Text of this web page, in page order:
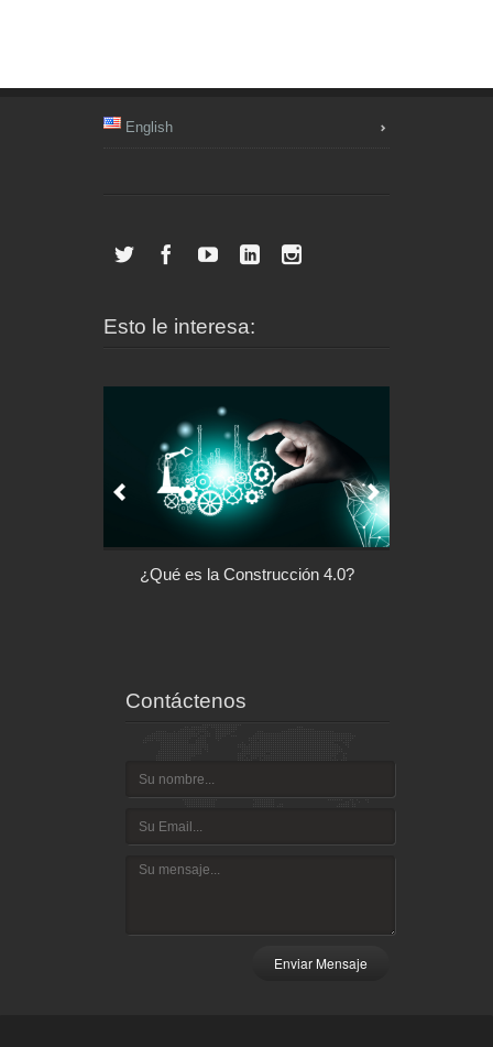
English
Esto le interesa:
¿Qué es la Construcción 4.0?
Contáctenos
Enviar Mensaje